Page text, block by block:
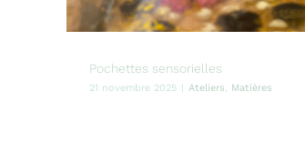
Pochettes sensorielles
21 novembre 2025 Ateliers, Matières